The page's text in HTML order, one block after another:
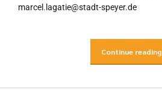
marcel.lagatie@stadt-speyer.de
Continue reading